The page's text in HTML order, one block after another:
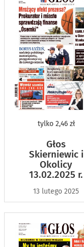
tylko2,46 zł
Głos
Skierniewic i
Okolicy
13.02.2025 r.
13 lutego 2025